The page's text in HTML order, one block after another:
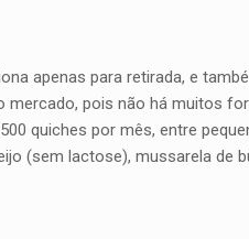
apenas para retirada, e
pois não há muitos
quiches por mês, entre
(sem lactose), mussarela de